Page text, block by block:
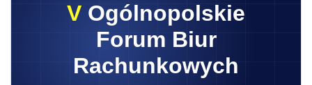
V Ogólnopolskie
Forum Biur
Rachunkowych